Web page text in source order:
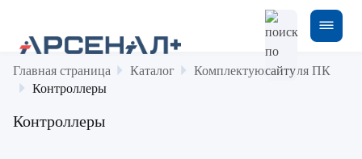
Главная страница Каталог
Комплектующие для ПК
Контроллеры
Контроллеры